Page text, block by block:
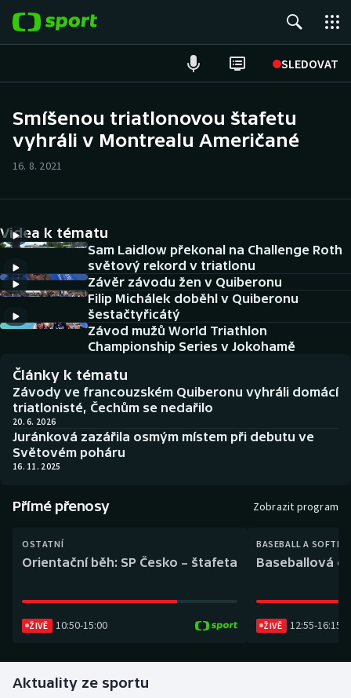
SLEDOVAT
Hokej
Cyklistika
DALŠÍ SPORTY
Americký fotbal
Basketbal
Biatlon
Box
Curling
Florbal
Futsal
NEPŘEHLÉDNĚTE
Historické návraty
Aplikace ČT sport
Smíšenou triatlonovou štafetu
vyhráli v Montrealu Američané
16. 8. 2021
Videa k tématu
Sam Laidlow překonal na Challenge Roth
světový rekord v triatlonu
Závěr závodu žen v Quiberonu
Filip Michálek doběhl v Quiberonu
šestačtyřicátý
Závod mužů World Triathlon
Championship Series v Jokohamě
Články k tématu
Závody ve francouzském Quiberonu vyhráli domácí
triatlonisté, Čechům se nedařilo
20. 6. 2026
Juránková zazářila osmým místem při debutu ve
Světovém poháru
16. 11. 2025
Přímé přenosy Zobrazit program
OSTATNÍ
Orientační běh: SP Česko – štafeta
ŽIVĚ 10:50-15:00
BASEBALL A
Baseballová
ŽIVĚ 12:55-16:15
Aktuality ze sportu